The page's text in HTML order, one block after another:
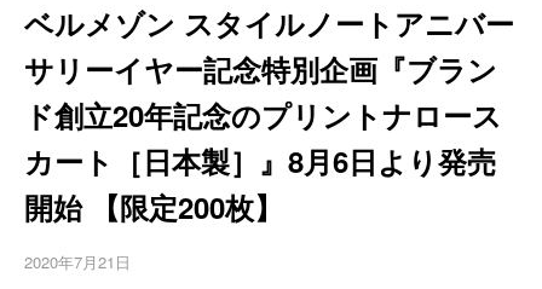
ベルメゾン スタイルノートアニバー
サリーイヤー記念特別企画『ブラン
ド創立20年記念のプリントナロース
カート［日本製］』8月6日より発売
開始 【限定200枚】
2020年7月21日